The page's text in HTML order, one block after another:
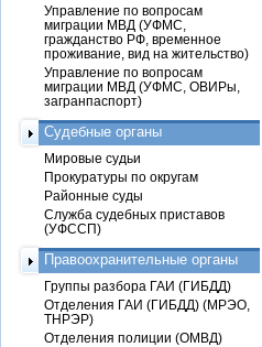
Управление по вопросам
миграции МВД (УФМС,
гражданство РФ, временное
проживание, вид на жительство)
Управление по вопросам
миграции МВД (УФМС, ОВИРы,
загранпаспорт)
Судебные органы
Мировые судьи
Прокуратуры по округам
Районные суды
Служба судебных приставов
(УФССП)
Правоохранительные органы
Группы разбора ГАИ (ГИБДД)
Отделения ГАИ (ГИБДД) (МРЭО,
ТНРЭР)
Отделения полиции (ОМВД)